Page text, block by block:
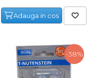
Adauga in cos
-38%